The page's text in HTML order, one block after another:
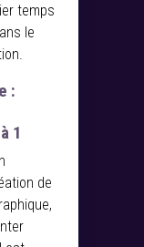
temps
le
:
1
de